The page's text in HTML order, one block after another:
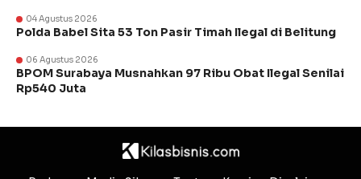
04 Agustus 2026
Polda Babel Sita 53 Ton Pasir Timah Ilegal di Belitung
06 Agustus 2026
BPOM Surabaya Musnahkan 97 Ribu Obat Ilegal Senilai
Rp540 Juta